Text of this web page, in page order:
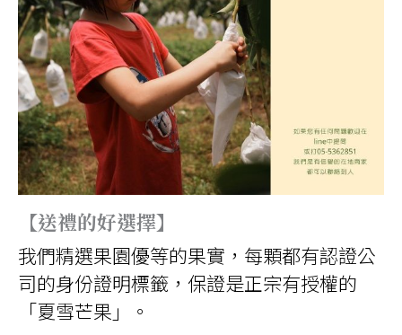
【送禮的好選擇】
我們精選果園優等的果實，每顆都有認證公
司的身份證明標籤，保證是正宗有授權的
「夏雪芒果」。